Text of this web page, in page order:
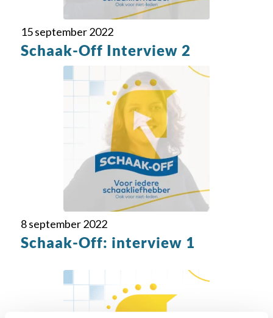
15 september 2022
Schaak-Off Interview 2
8 september 2022
Schaak-Off: interview 1